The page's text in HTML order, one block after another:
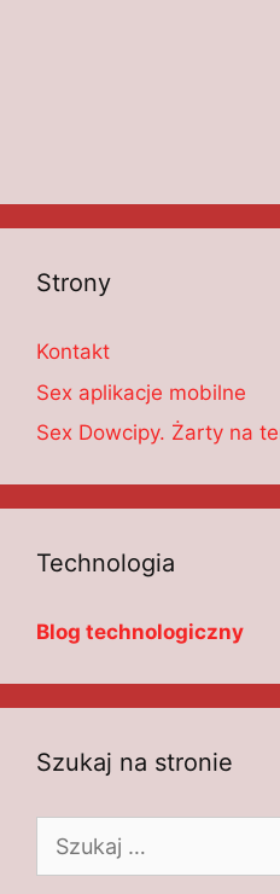
Strony
Kontakt
Sex aplikacje mobilne
Sex Dowcipy. Żarty na
Technologia
Blog technologiczny
Szukaj na stronie